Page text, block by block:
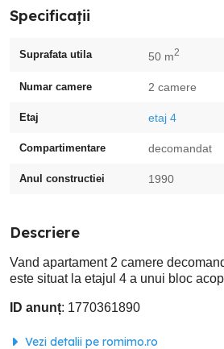
Specificații
Suprafata utila 50 m2
Numar camere 2 camere
Etaj etaj 4
Compartimentare decomandat
Anul constructiei 1990
Descriere
Vand apartament 2 camere
este situat la etajul 4 a unui bloc
ID anunț: 1770361890
Vezi detalii pe romimo.ro